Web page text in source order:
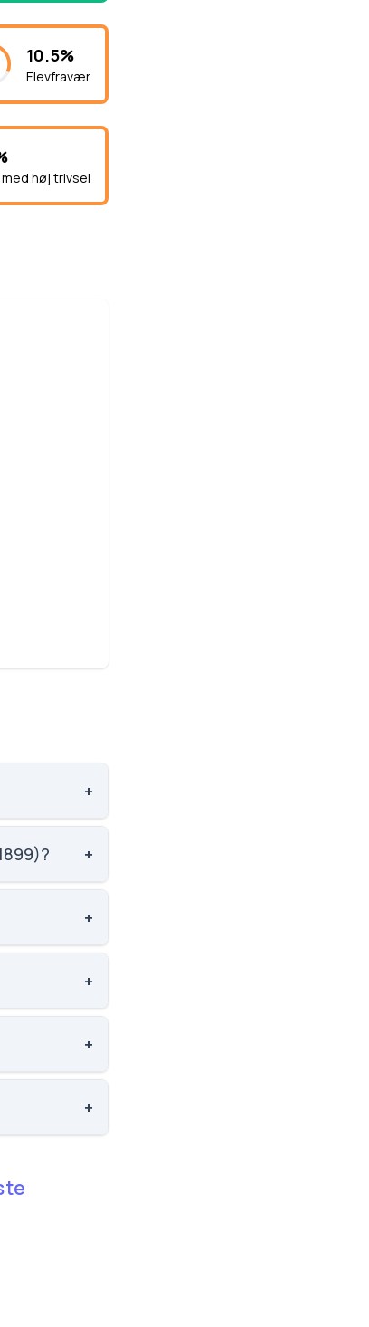
10.5%
Elevfravær
høj trivsel
+
af 3143
(281899)? +
af 3143
+
Skoleleder:
+
3143 skoler.
+
3143 skoler.
+